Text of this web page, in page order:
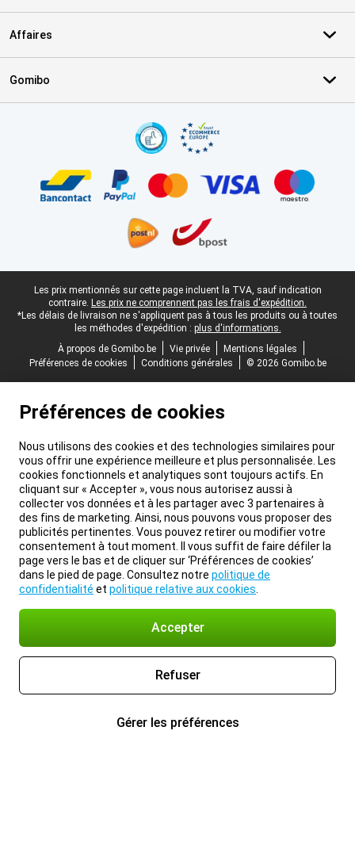
Affaires
Gomibo
Pied-de-page légal
Les prix mentionnés sur cette page incluent la TVA, sauf indication
contraire. Les prix ne comprennent pas les frais d'expédition.
*Les délais de livraison ne s'appliquent pas à tous les produits ou à toutes
les méthodes d'expédition : plus d'informations.
À propos de Gomibo.be
Vie privée
Mentions légales
Préférences de cookies
Conditions générales © 2026 Gomibo.be
Préférences de cookies
Nous utilisons des cookies et des technologies similaires pour
vous offrir une expérience meilleure et plus personnalisée. Les
cookies fonctionnels et analytiques sont toujours actifs. En
cliquant sur « Accepter », vous nous autorisez aussi à
collecter vos données et à les partager avec 3 partenaires à
des fins de marketing. Ainsi, nous pouvons vous proposer des
publicités pertinentes. Vous pouvez retirer ou modifier votre
consentement à tout moment. Il vous suffit de faire défiler la
page vers le bas et de cliquer sur ‘Préférences de cookies’
dans le pied de page. Consultez notre politique de
confidentialité et politique relative aux cookies
Accepter
Refuser
Gérer les préférences